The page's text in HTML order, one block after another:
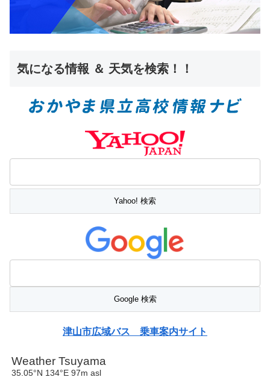
気になる情報 ＆ 天気を検索！！
津山市広域バス 乗車案内サイト